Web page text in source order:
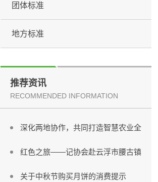
团体标准
地方标准
推荐资讯
RECOMMENDED INFORMATION
佛山市市场监督管理局关于印发《2
协会考察团赴福州考察